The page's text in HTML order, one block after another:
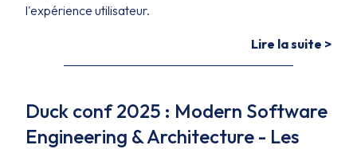
l'expérience utilisateur.
Lire la suite >
Duck conf 2025 : Modern Software
Engineering & Architecture - Les